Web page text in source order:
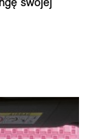
swojej